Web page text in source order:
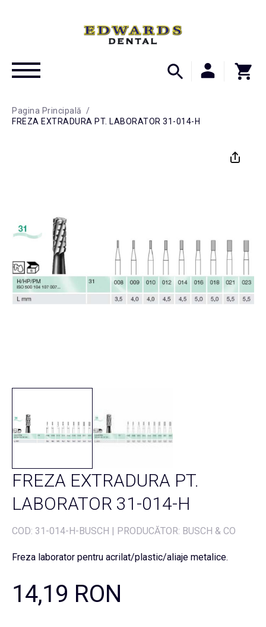
Pagina Principală
/
FREZA EXTRADURA PT. LABORATOR 31-014-H
FREZA EXTRADURA PT.
LABORATOR 31-014-H
COD: 31-014-H-BUSCH | PRODUCĂTOR: BUSCH & CO
Freza laborator pentru acrilat/plastic/aliaje metalice.
14,19 RON